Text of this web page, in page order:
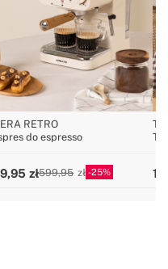
RETRO
do espresso
599,95 25